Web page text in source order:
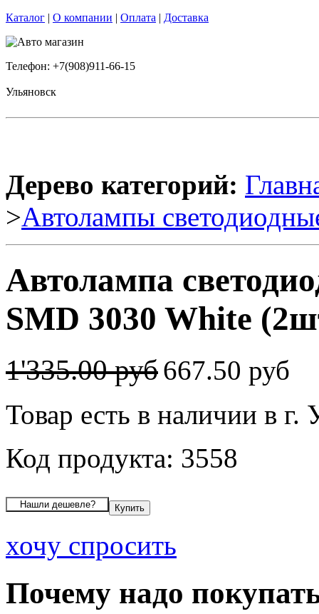
Каталог | О компании | Оплата | Доставка
Телефон: +7(908)911-66-15
Ульяновск
Дерево категорий:
>Автолампы
Автолампа
SMD 3030 White
1'335.00 руб667.50 руб
Товар есть в наличии в г.
Код продукта: 3558
хочу спросить
Почему надо